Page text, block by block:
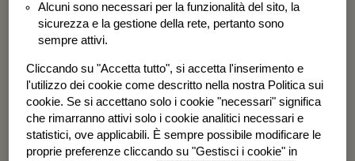
BGF Systematic Global Equity High
Income Fund
Alcuni sono necessari per la funzionalità del sito, la
sicurezza e la gestione della rete, pertanto sono
sempre attivi.
Cliccando su "Accetta tutto", si accetta l'inserimento e
l'utilizzo dei cookie come descritto nella nostra Politica sui
cookie. Se si accettano solo i cookie "necessari" significa
che rimarranno attivi solo i cookie analitici necessari e
statistici, ove applicabili. È sempre possibile modificare le
proprie preferenze cliccando su "Gestisci i cookie" in